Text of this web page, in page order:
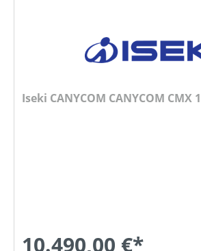
Iseki CANYCOM CANYCOM CMX
10.490,00 €*